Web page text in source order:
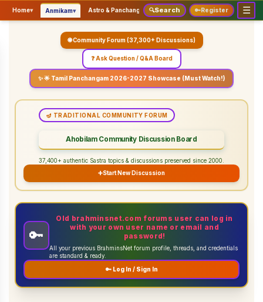
Home▾ Anmikam▾ Astro & Panchangam▾ Vaidhikam & Sastram▾
🔍Search 🔑Register ☰
🌐 Community Forum (37,300+ Discussions)
❓ Ask Question / Q&A Board
✨ 🌟 Tamil Panchangam 2026-2027 Showcase (Must Watch!)
🪔 TRADITIONAL COMMUNITY FORUM
Ahobilam Community Discussion Board
37,400+ authentic Sastra topics & discussions preserved since 2000.
➕Start New Discussion
🔑
Old brahminsnet.com forums user can log in
with your own user name or email and
password!
All your previous BrahminsNet forum profile, threads, and credentials
are standard & ready.
🔑 Log In / Sign In